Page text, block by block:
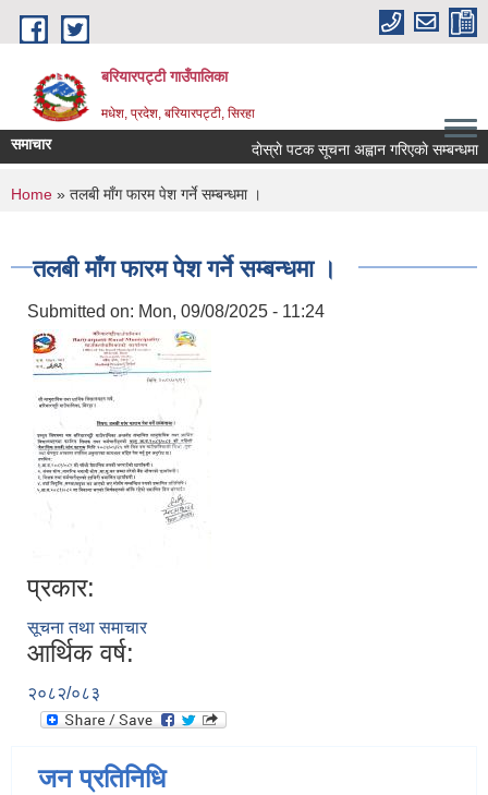
Skip to main content
बरियारपट्टी गाउँपालिका
मधेश, प्रदेश, बरियारपट्टी, सिरहा
समाचार दाेस्राे पटक सूचना अह्वान गरिएकाे सम्बन्धमा ।
You are here
Home » तलबी माँग फारम पेश गर्ने सम्बन्धमा ।
तलबी माँग फारम पेश गर्ने सम्बन्धमा ।
Submitted on: Mon, 09/08/2025 - 11:24
प्रकार:
सूचना तथा समाचार
आर्थिक वर्ष:
२०८२/०८३
जन प्रतिनिधि